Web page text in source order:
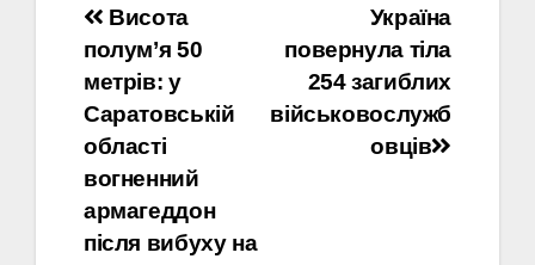
Навігація
записів
Україна
повернула тіла
254 загиблих
військовослужб
овців
Висота
полум’я 50
метрів: у
Саратовській
області
вогненний
армагеддон
після вибуху на